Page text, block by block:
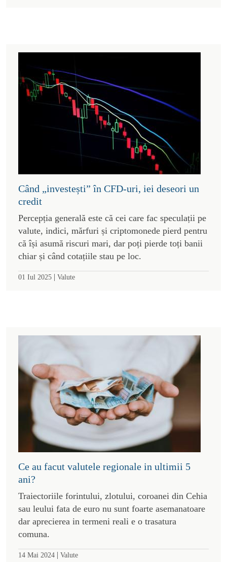
Când „investești” în CFD-uri, iei deseori un
credit
Percepția generală este că cei care fac speculații pe
valute, indici, mărfuri și criptomonede pierd pentru
că își asumă riscuri mari, dar poți pierde toți banii
chiar și când cotațiile stau pe loc.
01 Iul 2025 | Valute
Ce au facut valutele regionale in ultimii 5
ani?
Traiectoriile forintului, zlotului, coroanei din Cehia
sau leului fata de euro nu sunt foarte asemanatoare
dar aprecierea in termeni reali e o trasatura
comuna.
14 Mai 2024 | Valute